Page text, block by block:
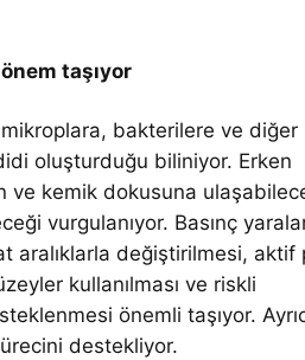
taşıyor
mikroplara, bakterilere ve diğer
oluşturduğu biliniyor. Erken
ve kemik dokusuna
vurgulanıyor. Basınç
aralıklarla değiştirilmesi, aktif
kullanılması ve riskli
önemli taşıyor.
destekliyor.